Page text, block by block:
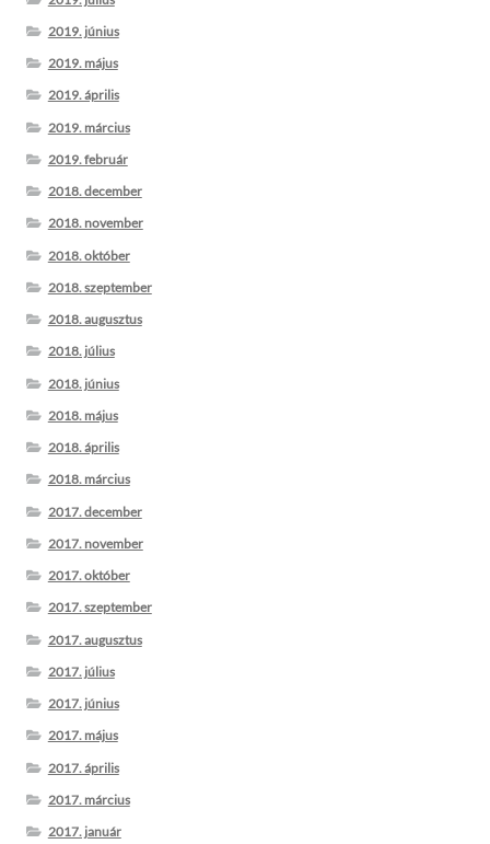
2019. június
2019. május
2019. április
2019. március
2019. február
2018. december
2018. november
2018. október
2018. szeptember
2018. augusztus
2018. július
2018. június
2018. május
2018. április
2018. március
2017. december
2017. november
2017. október
2017. szeptember
2017. augusztus
2017. július
2017. június
2017. május
2017. április
2017. március
2017. január